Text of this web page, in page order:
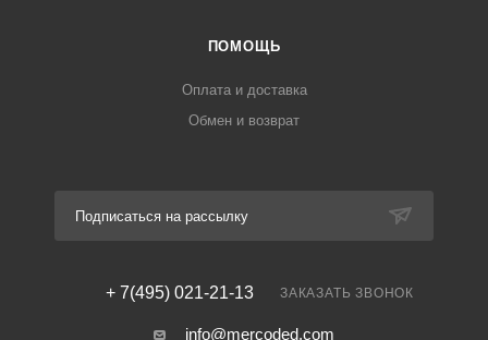
ПОМОЩЬ
Оплата и доставка
Обмен и возврат
Подписаться на рассылку
+ 7(495) 021-21-13 ЗАКАЗАТЬ ЗВОНОК
info@mercoded.com